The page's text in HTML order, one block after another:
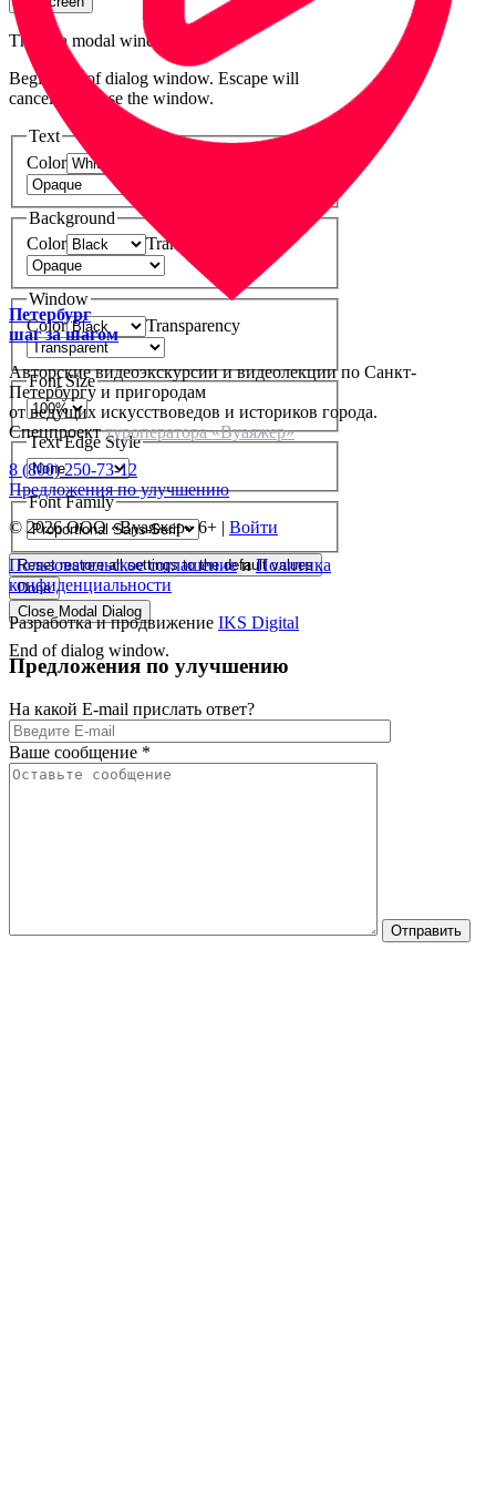
This is a modal window.
Beginning of dialog window. Escape will
cancel and close the window.
Text
Color
Background
Color
Transparency
Window
Color
Transparency
Font Size
Text Edge Style
Font Family
Resetrestore all settings to the default values
Done
Close Modal Dialog
End of dialog window.
Петербург
шаг за шагом
Авторские видеоэкскурсии и видеолекции по Санкт-
Петербургу и пригородам
от ведущих искусствоведов и историков города.
Спецпроекттуроператора «Вуаяжер»
8 (800) 250-73-12
Предложения по улучшению
© 2026 ООО «Вуаяжер» 6+ | Войти
Пользовательское соглашениеиПолитика
конфиденциальности
Разработка и продвижение IKS Digital
Предложения по улучшению
На какой E-mail прислать ответ?
Ваше сообщение *